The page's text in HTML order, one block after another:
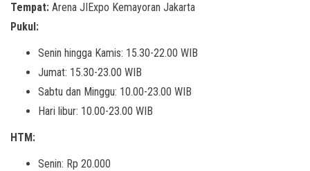
Tempat: Arena JIExpo Kemayoran Jakarta
Pukul:
Senin hingga Kamis: 15.30-22.00 WIB
Jumat: 15.30-23.00 WIB
Sabtu dan Minggu: 10.00-23.00 WIB
Hari libur: 10.00-23.00 WIB
HTM:
Senin: Rp 20.000